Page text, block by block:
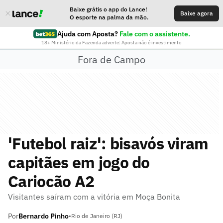
Baixe grátis o app do Lance!
O esporte na palma da mão.
Baixe agora
Ajuda com Aposta? Fale com o assistente.
18+ Ministério da Fazenda adverte: Aposta não é investimento
Fora de Campo
'Futebol raiz': bisavós viram
capitães em jogo do
Cariocão A2
Visitantes saíram com a vitória em Moça Bonita
PorBernardo Pinho•Rio de Janeiro (RJ)